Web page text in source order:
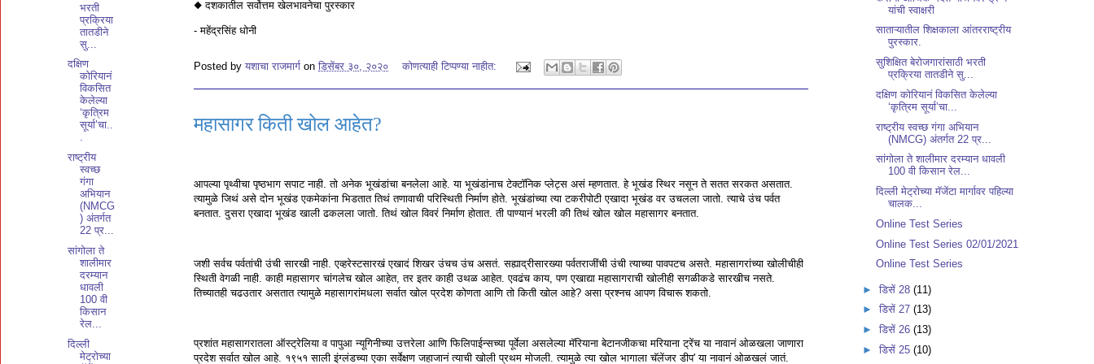
◆ दशकातील सर्वोत्तम खेलभावनेचा पुरस्कार
- महेंद्रसिंह धोनी
Posted by यशाचा राजमार्ग on डिसेंबर ३०, २०२० कोणत्याही टिप्पण्‍या नाहीत:
महासागर किती खोल आहेत?
आपल्या पृथ्वीचा पृष्ठभाग सपाट नाही. तो अनेक भूखंडांचा बनलेला आहे. या भूखंडांनाच टेक्टॉनिक प्लेट्स असं म्हणतात. हे भूखंड स्थिर नसून ते सतत सरकत असतात.
त्यामुळे जिथं असे दोन भूखंड एकमेकांना भिडतात तिथं तणावाची परिस्थिती निर्माण होते. भूखंडांच्या त्या टकरीपोटी एखादा भूखंड वर उचलला जातो. त्याचे उंच पर्वत
बनतात. दुसरा एखादा भूखंड खाली ढकलला जातो. तिथं खोल विवरं निर्माण होतात. ती पाण्यानं भरली की तिथं खोल खोल महासागर बनतात.
जशी सर्वच पर्वतांची उंची सारखी नाही. एव्हरेस्टसारखं एखादं शिखर उंचच उंच असतं. सह्याद्रीसारख्या पर्वतराजींची उंची त्याच्या पावपटच असते. महासागरांच्या खोलीचीही
स्थिती वेगळी नाही. काही महासागर चांगलेच खोल आहेत, तर इतर काही उथळ आहेत. एवढंच काय, पण एखाद्या महासागराची खोलीही सगळीकडे सारखीच नसते.
तिच्यातही चढउतार असतात त्यामुळे महासागरांमधला सर्वात खोल प्रदेश कोणता आणि तो किती खोल आहे? असा प्रश्नच आपण विचारू शकतो.
प्रशांत महासागरातला ऑस्ट्रेलिया व पापुआ न्यूगिनीच्या उत्तरेला आणि फिलिपाईन्सच्या पूर्वेला असलेल्या मॅरियाना बेटानजीकचा मरियाना ट्रेंच या नावानं ओळखला जाणारा
प्रदेश सर्वात खोल आहे. १९५१ साली इंग्लंडच्या एका सर्वेक्षण जहाजानं त्याची खोली प्रथम मोजली. त्यामुळे त्या खोल भागाला चॅलेंजर डीप' या नावानं ओळखलं जातं.
भरती
प्रक्रिया
तातडीने
सु...
दक्षिण
कोरियानं
विकसित
केलेल्या
‘कृत्रिम
सूर्या’चा..
.
राष्ट्रीय
स्वच्छ
गंगा
अभियान
(NMCG
) अंतर्गत
22 प्र...
सांगोला ते
शालीमार
दरम्यान
धावली
100 वी
किसान
रेल...
दिल्‍ली
मेट्रोच्‍या
यांची स्वाक्षरी
साताऱ्यातील शिक्षकाला आंतरराष्ट्रीय
पुरस्कार.
सुशिक्षित बेरोजगारांसाठी भरती
प्रक्रिया तातडीने सु...
दक्षिण कोरियानं विकसित केलेल्या
‘कृत्रिम सूर्या’चा...
राष्ट्रीय स्वच्छ गंगा अभियान
(NMCG) अंतर्गत 22 प्र...
सांगोला ते शालीमार दरम्यान धावली
100 वी किसान रेल...
दिल्‍ली मेट्रोच्‍या मॅजेंटा मार्गावर पहिल्‍या
चालक...
Online Test Series
Online Test Series 02/01/2021
Online Test Series
►डिसें 28(11)
►डिसें 27(13)
►डिसें 26(13)
►डिसें 25(10)